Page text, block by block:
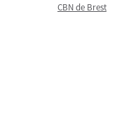
CBN de Brest